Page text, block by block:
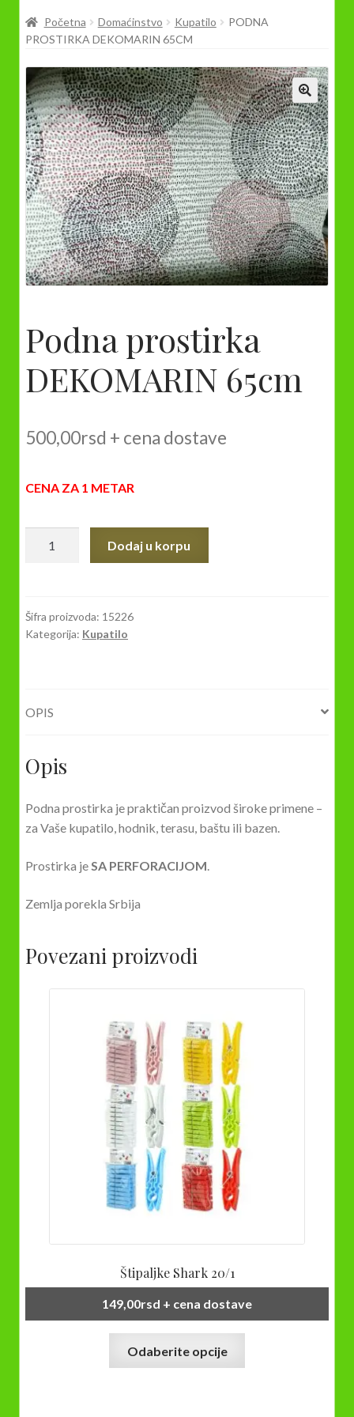
Prodavnica
Početna Domaćinstvo Kupatilo
PODNA
PROSTIRKA DEKOMARIN 65CM
Podna prostirka
DEKOMARIN 65cm
500,00rsd + cena dostave
CENA ZA 1 METAR
količina
Dodaj u korpu
Šifra proizvoda: 15226
Kategorija: Kupatilo
OPIS
Opis
Podna prostirka je praktičan proizvod široke primene –
za Vaše kupatilo, hodnik, terasu, baštu ili bazen.
Prostirka jeSA PERFORACIJOM.
Zemlja porekla Srbija
Povezani proizvodi
Štipaljke Shark 20/1
149,00rsd + cena dostave
Odaberite opcije